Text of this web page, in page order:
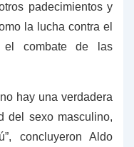
padecimientos y
la lucha contra el
combate de las
hay una verdadera
del sexo masculino,
concluyeron Aldo